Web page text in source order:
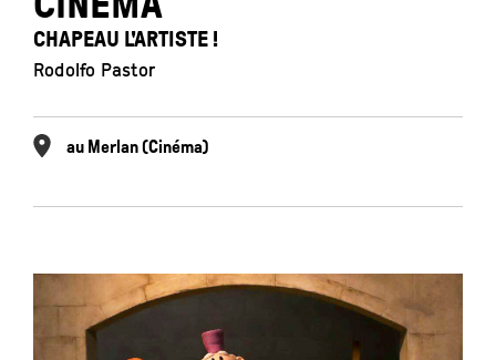
CHAPEAU L'ARTISTE !
Rodolfo Pastor
au Merlan (Cinéma)